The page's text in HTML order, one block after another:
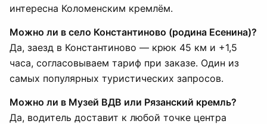
интересна Коломенским кремлём.
Можно ли в село Константиново (родина Есенина)?
Да, заезд в Константиново — крюк 45 км и +1,5
часа, согласовываем тариф при заказе. Один из
самых популярных туристических запросов.
Можно ли в Музей ВДВ или Рязанский кремль?
Да, водитель доставит к любой точке центра